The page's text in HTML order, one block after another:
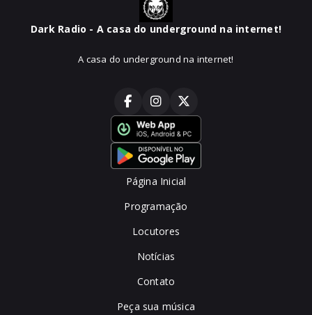
Dark Radio - A casa do underground na internet!
A casa do underground na internet!
Página Inicial
Programação
Locutores
Notícias
Contato
Peça sua música